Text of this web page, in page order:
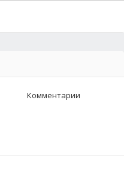
Комментарии